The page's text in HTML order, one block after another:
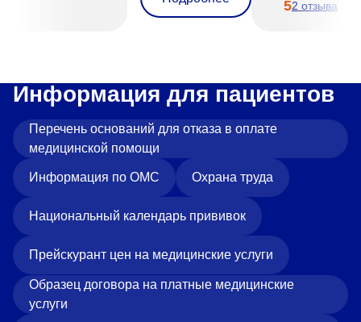
52 отзыва
Информация для пациентов
Перечень оснований для отказа в оплате
медицинской помощи
Информация по ОМС Охрана труда
Национальный календарь прививок
Прейскурант цен на медицинские услуги
Образец договора на платные медицинские
услуги